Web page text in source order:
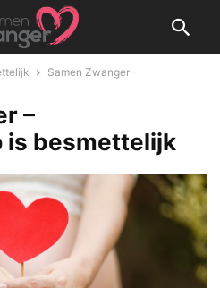
Samen Zwanger -
–
is besmettelijk